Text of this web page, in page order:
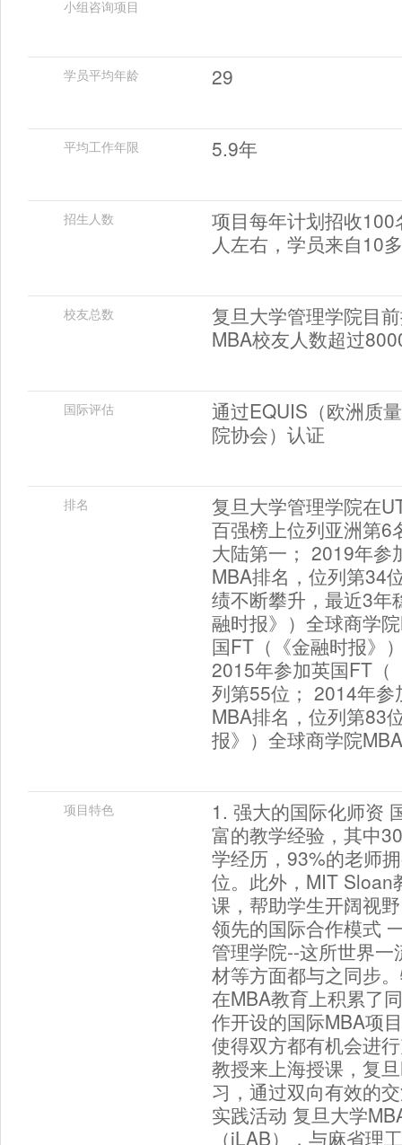
小组咨询项目
学员平均年龄 29
平均工作年限 5.9年
招生人数
项目每年计划招收
人左右，学员来自10
校友总数
复旦大学管理学院目
MBA校友人数超过
国际评估
通过EQUIS（欧洲质
院协会）认证
排名
复旦大学管理学院在
百强榜上位列亚洲第6
大陆第一； 2019年参
MBA排名，位列第34
绩不断攀升，最近3年
融时报》）全球商学
国FT（《金融时报》
2015年参加英国FT（
列第55位； 2014年
MBA排名，位列第83
报》）全球商学院
项目特色
1. 强大的国际化师资
富的教学经验，其中
学经历，93%的老师
位。此外，MIT Sloan
课，帮助学生开阔视
领先的国际合作模式
管理学院--这所世界
材等方面都与之同步
在MBA教育上积累了
作开设的国际MBA项
使得双方都有机会进
教授来上海授课，复
习，通过双向有效的
实践活动 复旦大学
（iLAB），与麻省理